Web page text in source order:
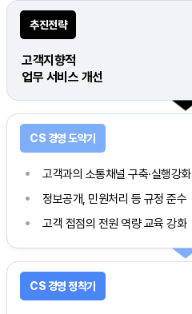
고객지향적
업무 서비스 개선
고객과의 소통채널 구축·실행강화
정보공개, 민원처리 등 규정 준수
고객 접점의 전원 역량 교육 강화